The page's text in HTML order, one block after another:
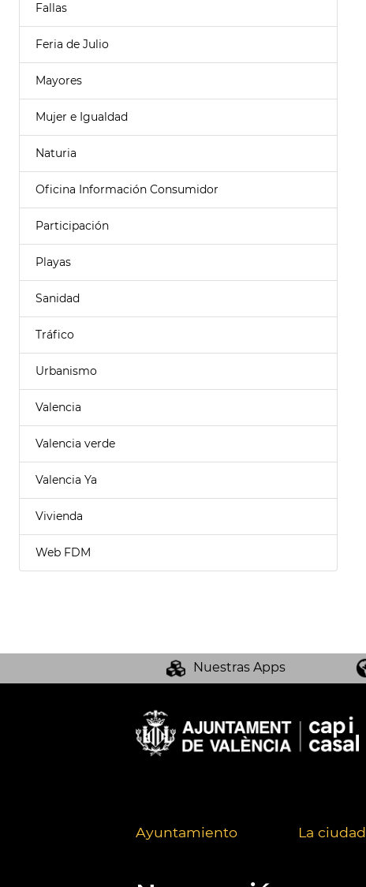
Fallas
Feria de Julio
Mayores
Mujer e Igualdad
Naturia
Oficina Información Consumidor
Participación
Playas
Sanidad
Tráfico
Urbanismo
Valencia
Valencia verde
Valencia Ya
Vivienda
Web FDM
Nuestras Apps
Ayuntamiento La ciudad